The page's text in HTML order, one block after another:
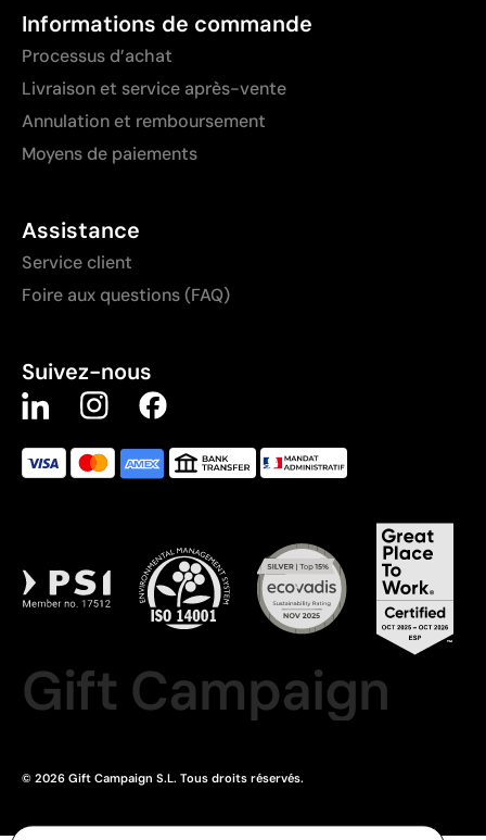
Informations de commande
Processus d’achat
Livraison et service après-vente
Annulation et remboursement
Moyens de paiements
Assistance
Service client
Foire aux questions (FAQ)
Suivez-nous
Gift Campaign
© 2026 Gift Campaign S.L. Tous droits réservés.